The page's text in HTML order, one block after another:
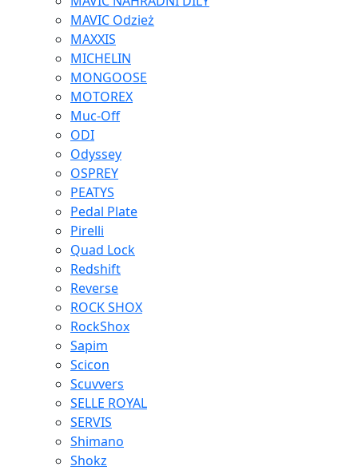
MAVIC Odzież
MAXXIS
MICHELIN
MONGOOSE
MOTOREX
Muc-Off
ODI
Odyssey
OSPREY
PEATYS
Pedal Plate
Pirelli
Quad Lock
Redshift
Reverse
ROCK SHOX
RockShox
Sapim
Scicon
Scuvvers
SELLE ROYAL
SERVIS
Shimano
Shokz